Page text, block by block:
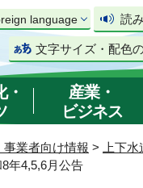
language 読
文字サイズ・配色
・
産業・
ビジネス
業者向け情報 > 上下
年4,5,6月公告